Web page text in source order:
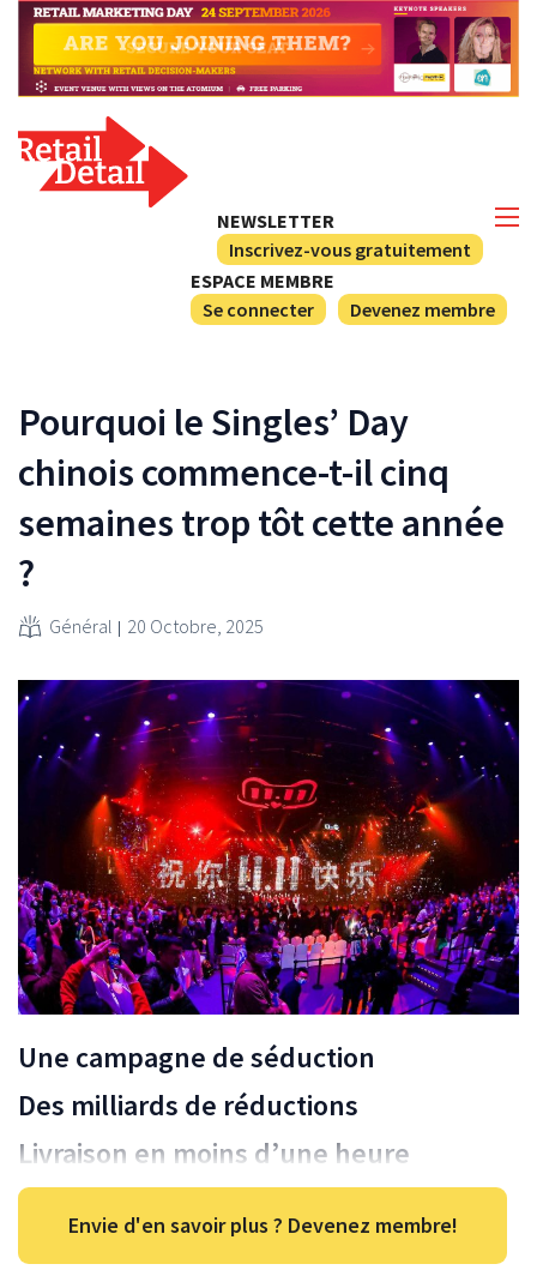
NEWSLETTER
Inscrivez-vous gratuitement
ESPACE MEMBRE
Se connecter
Devenez membre
Pourquoi le Singles’ Day
chinois commence-t-il cinq
semaines trop tôt cette année
?
Général 20 Octobre, 2025
Une campagne de séduction
Des milliards de réductions
Livraison en moins d’une heure
Envie d'en savoir plus ? Devenez membre!